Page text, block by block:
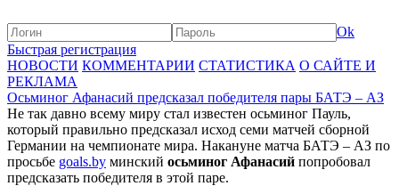
Ok
Быстрая регистрация
НОВОСТИ КОММЕНТАРИИ СТАТИСТИКА О САЙТЕ И
РЕКЛАМА
Осьминог Афанасий предсказал победителя пары БАТЭ – АЗ
Не так давно всему миру стал известен осьминог Пауль,
который правильно предсказал исход семи матчей сборной
Германии на чемпионате мира. Накануне матча БАТЭ – АЗ по
просьбе goals.by минский осьминог Афанасий попробовал
предсказать победителя в этой паре.